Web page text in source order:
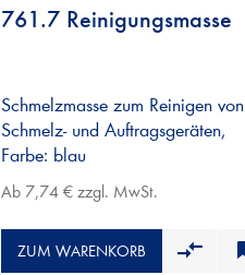
761.7 Reinigungsmasse
Schmelzmasse zum Reinigen von
Schmelz- und Auftragsgeräten,
Farbe: blau
Ab 7,74 € zzgl. MwSt.
ZUM WARENKORB